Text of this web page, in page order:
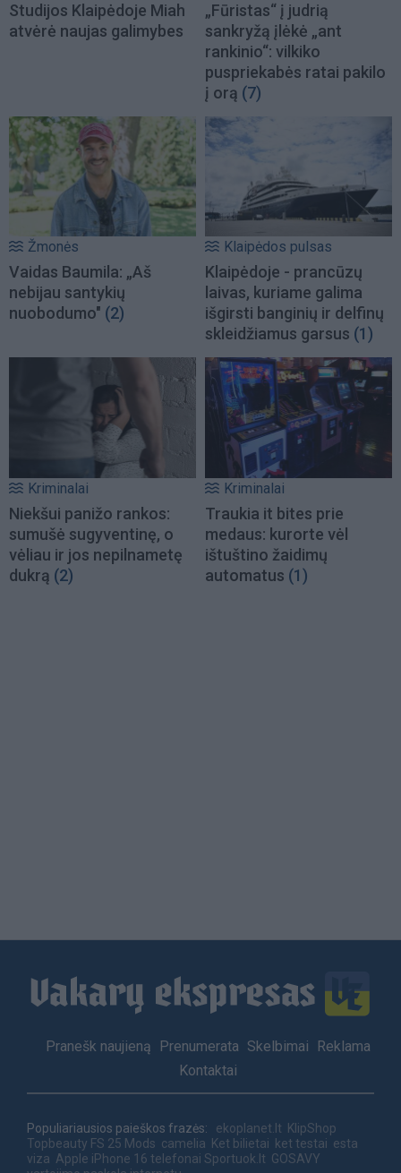
Studijos Klaipėdoje Miah
atvėrė naujas galimybes
„Fūristas“ į judrią
sankryžą įlėkė „ant
rankinio“: vilkiko
puspriekabės ratai pakilo
į orą (7)
Žmonės
Vaidas Baumila: „Aš
nebijau santykių
nuobodumo" (2)
Klaipėdos pulsas
Klaipėdoje - prancūzų
laivas, kuriame galima
išgirsti banginių ir delfinų
skleidžiamus garsus (1)
Kriminalai
Niekšui panižo rankos:
sumušė sugyventinę, o
vėliau ir jos nepilnametę
dukrą (2)
Kriminalai
Traukia it bites prie
medaus: kurorte vėl
ištuštino žaidimų
automatus (1)
Footer
Pranešk naujieną Prenumerata Skelbimai
Reklama
Kontaktai
Populiariausios paieškos frazės: ekoplanet.lt KlipShop
Topbeauty FS 25 Mods camelia Ket bilietai ket testai esta
viza Apple iPhone 16 telefonai Sportuok.lt GOSAVY